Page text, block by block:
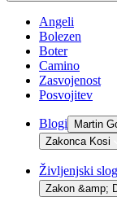
Angeli
Bolezen
Boter
Camino
Zasvojenost
Posvojitev
Blogi Martin
Zakonca Kosi
Življenjski slog
Zakon &amp;